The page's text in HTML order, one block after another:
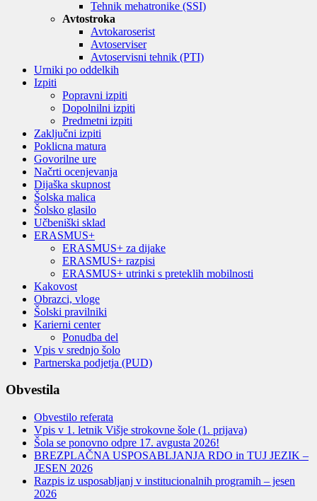
Tehnik mehatronike (SSI)
Avtostroka
Avtokaroserist
Avtoserviser
Avtoservisni tehnik (PTI)
Urniki po oddelkih
Izpiti
Popravni izpiti
Dopolnilni izpiti
Predmetni izpiti
Zaključni izpiti
Poklicna matura
Govorilne ure
Načrti ocenjevanja
Dijaška skupnost
Šolska malica
Šolsko glasilo
Učbeniški sklad
ERASMUS+
ERASMUS+ za dijake
ERASMUS+ razpisi
ERASMUS+ utrinki s preteklih mobilnosti
Kakovost
Obrazci, vloge
Šolski pravilniki
Karierni center
Ponudba del
Vpis v srednjo šolo
Partnerska podjetja (PUD)
Obvestila
Obvestilo referata
Vpis v 1. letnik Višje strokovne šole (1. prijava)
Šola se ponovno odpre 17. avgusta 2026!
BREZPLAČNA USPOSABLJANJA RDO in TUJ JEZIK –
JESEN 2026
Razpis iz usposabljanj v institucionalnih programih – jesen
2026